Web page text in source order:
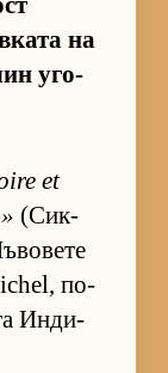
на
уго­
et
(Сик­
по­
Ин­ди­